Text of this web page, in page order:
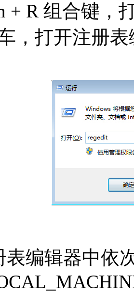
+ R 组合键，
，打开注册
表编辑器中依